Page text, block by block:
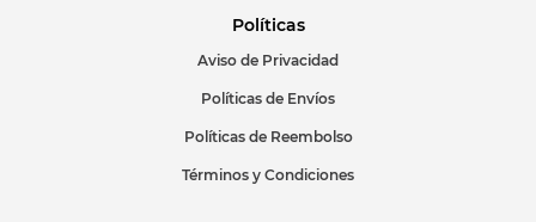
Políticas
Aviso de Privacidad
Políticas de Envíos
Políticas de Reembolso
Términos y Condiciones